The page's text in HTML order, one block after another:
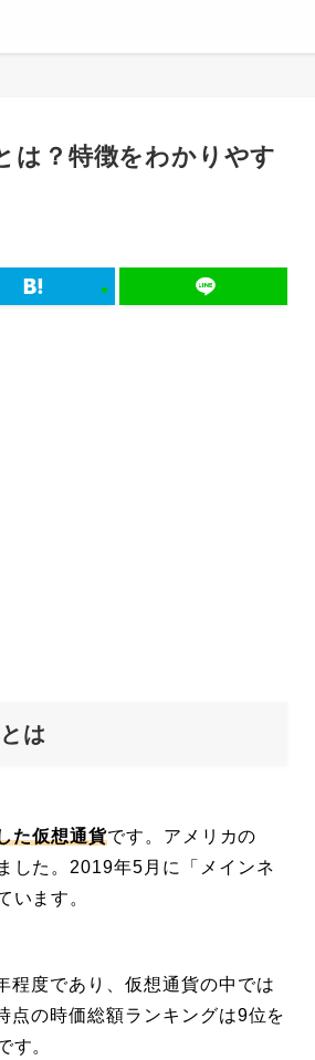
は？特徴をわかりやす
は
た仮想通貨です。アメリカの
した。2019年5月に「メインネ
います。
程度であり、仮想通貨の中では
点の時価総額ランキングは9位を
す。